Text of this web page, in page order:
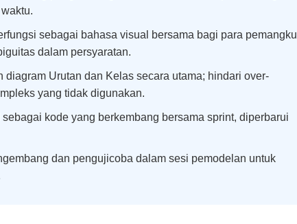
sebagai bahasa visual bersama bagi para pemangku
dalam persyaratan.
diagram Urutan dan Kelas secara utama; hindari over-
yang tidak digunakan.
kode yang berkembang bersama sprint, diperbarui
dan pengujicoba dalam sesi pemodelan untuk